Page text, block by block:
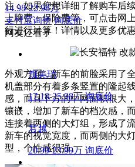
注：如果您想详细了解购车后
上牌费、保险费等，可点击网
行进行计算！详情以及更多优
外观方面，新车的前脸采用了
机盖部分有着多条竖置的隆起
感，而且下方的中网面积很大
镶嵌，增加了新车的档次感，
连接着两侧的大灯组，形成了
新车的视觉宽度，而两侧的大
型，个性感很强。
14.98-22.98万
支付宝询价 询底价
网友还看了
凯美瑞
17.18-25.98万 询底价
君越
20.99-23.99万 询底价